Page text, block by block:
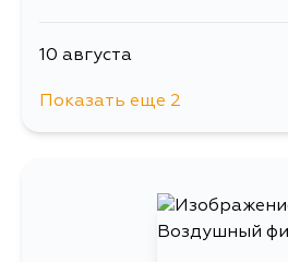
10 августа
Показать еще 2